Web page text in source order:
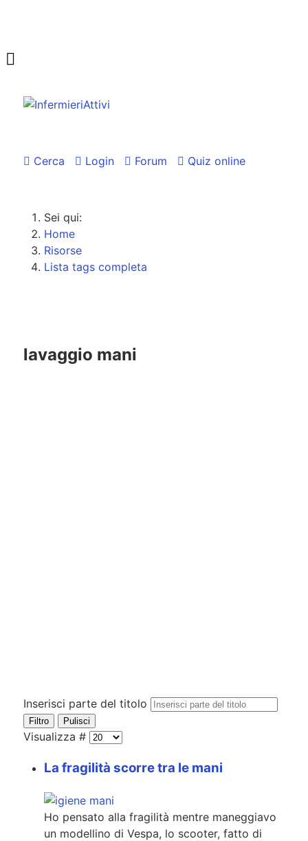
Cerca Login Forum Quiz online
Sei qui:
Home
Risorse
Lista tags completa
lavaggio mani
Inserisci parte del titolo
Filtro Pulisci
Visualizza #
La fragilità scorre tra le mani
Ho pensato alla fragilità mentre maneggiavo
un modellino di Vespa, lo scooter, fatto di